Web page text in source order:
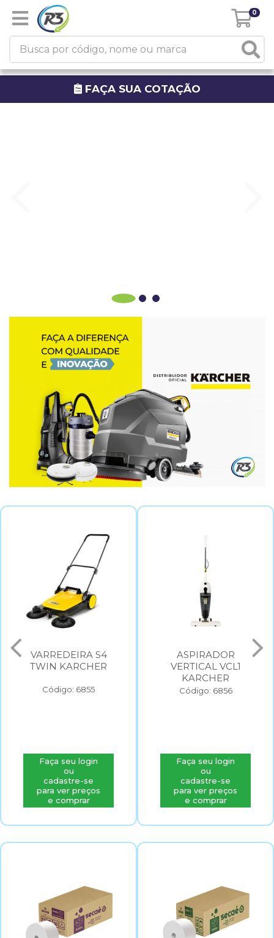
0
FAÇA SUA COTAÇÃO
VARREDEIRA S4
TWIN KARCHER
Código: 6855
Faça seu login
ou
cadastre-se
para ver preços
e comprar
ASPIRADOR
VERTICAL VCL1
KARCHER
Código: 6856
Faça seu login
ou
cadastre-se
para ver preços
e comprar